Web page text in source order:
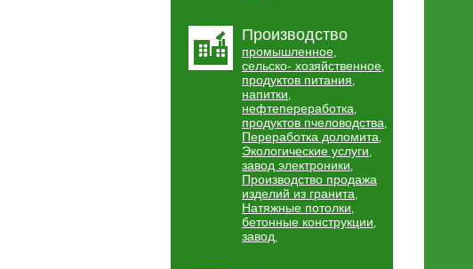
Производство
промышленное,
сельско- хозяйственное,
продуктов питания,
напитки,
нефтепереработка,
продуктов пчеловодства,
Переработка доломита,
Экологические услуги,
завод электроники,
Производство продажа
изделий из гранита,
Натяжные потолки,
бетонные конструкции,
завод,